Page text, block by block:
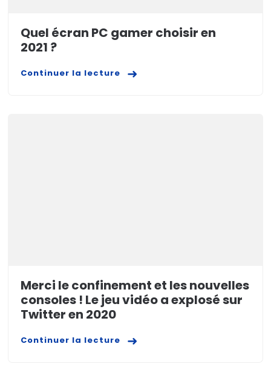
Quel écran PC gamer choisir en
2021 ?
Continuer la lecture
Merci le confinement et les nouvelles
consoles ! Le jeu vidéo a explosé sur
Twitter en 2020
Continuer la lecture